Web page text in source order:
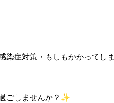
染症対策・もしもかかってし
ごしませんか？✨